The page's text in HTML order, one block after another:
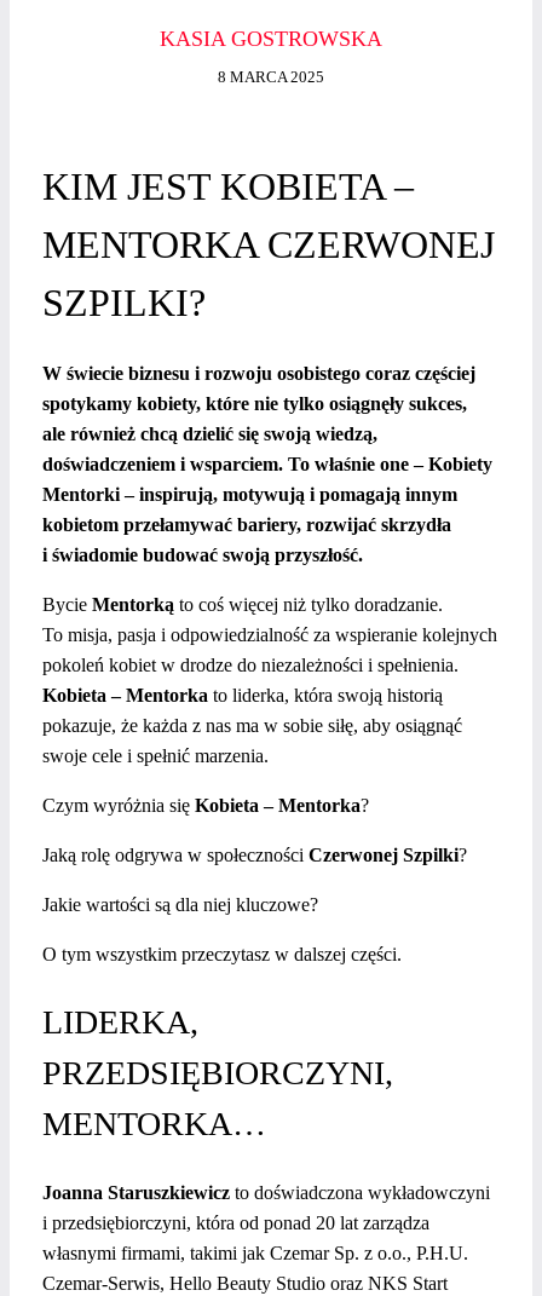
KASIA GOSTROWSKA
8 MARCA 2025
KIM JEST KOBIETA –
MENTORKA CZERWONEJ
SZPILKI?
W świecie biznesu i rozwoju osobistego coraz częściej
spotykamy kobiety, które nie tylko osiągnęły sukces,
ale również chcą dzielić się swoją wiedzą,
doświadczeniem i wsparciem. To właśnie one – Kobiety
Mentorki – inspirują, motywują i pomagają innym
kobietom przełamywać bariery, rozwijać skrzydła
i świadomie budować swoją przyszłość.
Bycie Mentorką to coś więcej niż tylko doradzanie.
To misja, pasja i odpowiedzialność za wspieranie kolejnych
pokoleń kobiet w drodze do niezależności i spełnienia.
Kobieta – Mentorka to liderka, która swoją historią
pokazuje, że każda z nas ma w sobie siłę, aby osiągnąć
swoje cele i spełnić marzenia.
Czym wyróżnia się Kobieta – Mentorka?
Jaką rolę odgrywa w społeczności Czerwonej Szpilki?
Jakie wartości są dla niej kluczowe?
O tym wszystkim przeczytasz w dalszej części.
LIDERKA,
PRZEDSIĘBIORCZYNI,
MENTORKA…
Joanna Staruszkiewicz to doświadczona wykładowczyni
i przedsiębiorczyni, która od ponad 20 lat zarządza
własnymi firmami, takimi jak Czemar Sp. z o.o., P.H.U.
Czemar-Serwis, Hello Beauty Studio oraz NKS Start